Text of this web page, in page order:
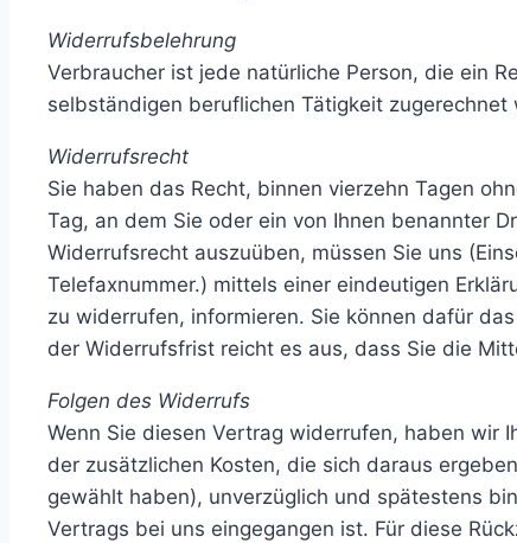
Widerrufsbelehrung
Verbraucher ist jede natürliche Person, die ein
selbständigen beruflichen Tätigkeit zugerechnet
Widerrufsrecht
Sie haben das Recht, binnen vierzehn Tagen
Tag, an dem Sie oder ein von Ihnen benannter
Widerrufsrecht auszuüben, müssen Sie uns
Telefaxnummer.) mittels einer eindeutigen
zu widerrufen, informieren. Sie können dafür
der Widerrufsfrist reicht es aus, dass Sie die
Folgen des Widerrufs
Wenn Sie diesen Vertrag widerrufen, haben wir
der zusätzlichen Kosten, die sich daraus
gewählt haben), unverzüglich und spätestens
Vertrags bei uns eingegangen ist. Für diese